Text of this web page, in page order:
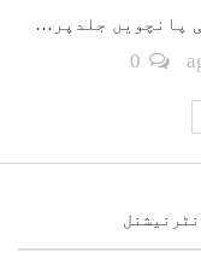
پانچویں جلدپر…